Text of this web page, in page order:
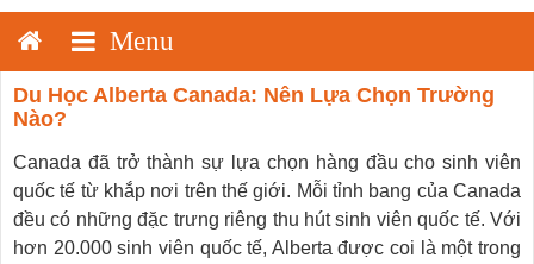
Du Học Alberta Canada: Nên Lựa Chọn Trường
Nào?
Canada đã trở thành sự lựa chọn hàng đầu cho sinh viên
quốc tế từ khắp nơi trên thế giới. Mỗi tỉnh bang của Canada
đều có những đặc trưng riêng thu hút sinh viên quốc tế. Với
hơn 20.000 sinh viên quốc tế, Alberta được coi là một trong